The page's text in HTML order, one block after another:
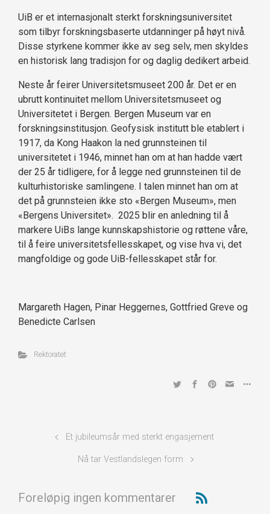
UiB er et internasjonalt sterkt forskningsuniversitet
som tilbyr forskningsbaserte utdanninger på høyt nivå.
Disse styrkene kommer ikke av seg selv, men skyldes
en historisk lang tradisjon for og daglig dedikert arbeid.
Neste år feirer Universitetsmuseet 200 år. Det er en
ubrutt kontinuitet mellom Universitetsmuseet og
Universitetet i Bergen. Bergen Museum var en
forskningsinstitusjon. Geofysisk institutt ble etablert i
1917, da Kong Haakon la ned grunnsteinen til
universitetet i 1946, minnet han om at han hadde vært
der 25 år tidligere, for å legge ned grunnsteinen til de
kulturhistoriske samlingene. I talen minnet han om at
det på grunnsteien ikke sto «Bergen Museum», men
«Bergens Universitet». 2025 blir en anledning til å
markere UiBs lange kunnskapshistorie og røttene våre,
til å feire universitetsfellesskapet, og vise hva vi, det
mangfoldige og gode UiB-fellesskapet står for.
Margareth Hagen, Pinar Heggernes, Gottfried Greve og
Benedicte Carlsen
Rektoratet
Et jubileumsår med sterkt engasjement
Nå tar Vestlandslegen form
Foreløpig ingen kommentarer